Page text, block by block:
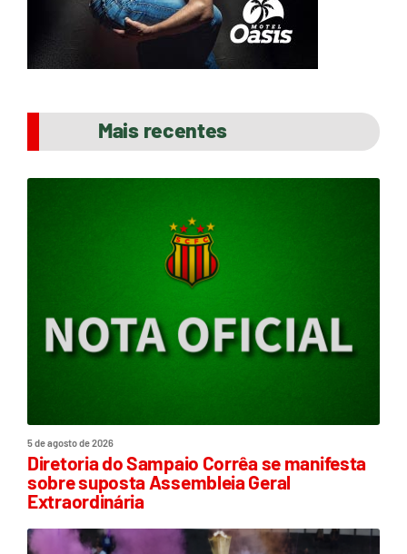
Mais recentes
5 de agosto de 2026
Diretoria do Sampaio Corrêa se manifesta
sobre suposta Assembleia Geral
Extraordinária